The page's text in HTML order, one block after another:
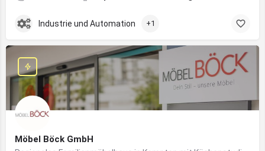
Industrie und Automation +1
Möbel Böck GmbH